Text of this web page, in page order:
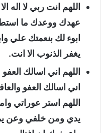
اللهم انت ربي لا اله
عهدك ووعدك ما
ابوء لك بنعمتك علي
يغفر الذنوب الا انت.
اللهم اني اسالك العفو
اني اسالك العفو
اللهم استر عوراتي
يدي ومن خلفي وعن